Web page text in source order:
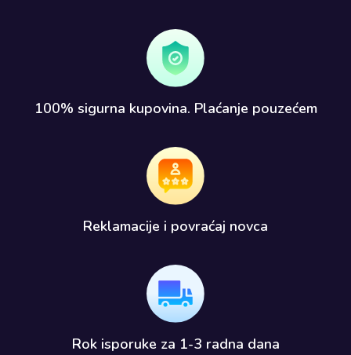
100% sigurna kupovina. Plaćanje pouzećem​
Reklamacije i povraćaj novca​
Rok isporuke za 1-3 radna dana​